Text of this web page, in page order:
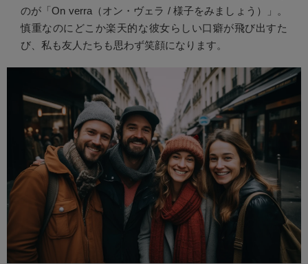
のが「On verra（オン・ヴェラ / 様子をみましょう）」。
慎重なのにどこか楽天的な彼女らしい口癖が飛び出すた
び、私も友人たちも思わず笑顔になります。